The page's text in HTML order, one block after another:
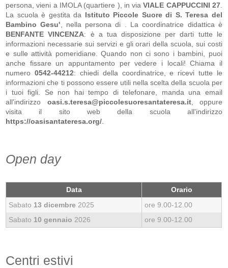
persona, vieni a IMOLA (quartiere ), in viaVIALE CAPPUCCINI 27.
La scuolaè gestita da Istituto Piccole Suore di S. Teresa del
Bambino Gesu' , nella persona di
. La coordinatrice didattica è
BENFANTE VINCENZA: è a tua disposizione per darti tutte le
informazioni necessarie sui servizi e gli orari della scuola, sui costi
e sulle attività pomeridiane. Quando non ci sono i bambini, puoi
anche fissare un appuntamento per vedere i locali! Chiama il
numero0542-44212: chiedi della coordinatrice, e ricevi tutte le
informazioni che ti possono essere utili nella scelta della scuola per
i tuoi figli. Se non hai tempo di telefonare, manda una email
all'indirizzo oasi.s.teresa@piccolesuoresantateresa.it, oppure
visita il sito web della scuola all'indirizzo
https://oasisantateresa.org/
Open day
Data
Orario
Sabato 13 dicembre 2025
ore 9.00-12.00
Sabato 10 gennaio 2026 ore 9.00-12.00
Centri estivi